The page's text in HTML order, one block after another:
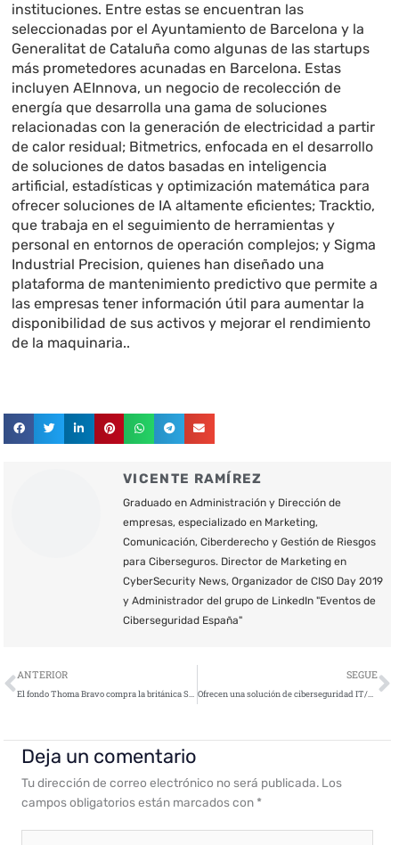
instituciones. Entre estas se encuentran las
seleccionadas por el Ayuntamiento de Barcelona y la
Generalitat de Cataluña como algunas de las startups
más prometedores acunadas en Barcelona. Estas
incluyen AEInnova, un negocio de recolección de
energía que desarrolla una gama de soluciones
relacionadas con la generación de electricidad a partir
de calor residual; Bitmetrics, enfocada en el desarrollo
de soluciones de datos basadas en inteligencia
artificial, estadísticas y optimización matemática para
ofrecer soluciones de IA altamente eficientes; Tracktio,
que trabaja en el seguimiento de herramientas y
personal en entornos de operación complejos; y Sigma
Industrial Precision, quienes han diseñado una
plataforma de mantenimiento predictivo que permite a
las empresas tener información útil para aumentar la
disponibilidad de sus activos y mejorar el rendimiento
de la maquinaria..
VICENTE RAMÍREZ
Graduado en Administración y Dirección de
empresas, especializado en Marketing,
Comunicación, Ciberderecho y Gestión de Riesgos
para Ciberseguros. Director de Marketing en
CyberSecurity News, Organizador de CISO Day 2019
y Administrador del grupo de LinkedIn "Eventos de
Ciberseguridad España"
Ant
ANTERIOR
El fondo Thoma Bravo compra la británica Sophos por 3.583 millones
SEGUE
Ofrecen una solución de ciberseguridad IT/OT para operaciones marítimas y offshore globales
Deja un comentario
Tu dirección de correo electrónico no será publicada. Los
campos obligatorios están marcados con *